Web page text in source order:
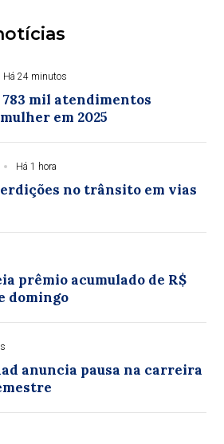
Há 24 minutos
mil atendimentos
em 2025
Há 1 hora
no trânsito em vias
prêmio acumulado de R$
domingo
anuncia pausa na carreira